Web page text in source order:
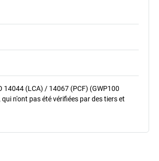
14044 (LCA) / 14067 (PCF) (GWP100
n'ont pas été vérifiées par des tiers et